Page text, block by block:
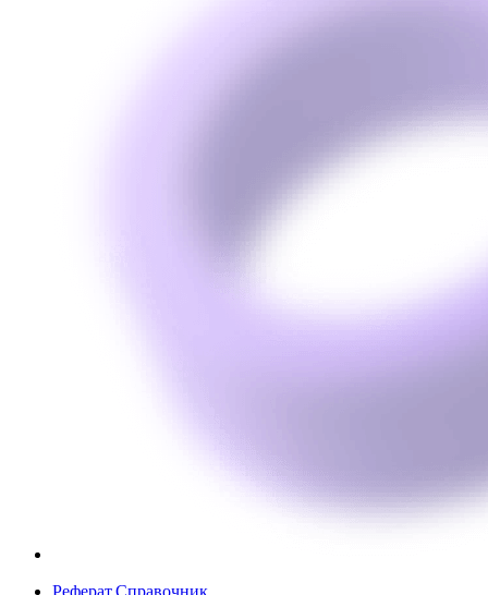
Реферат.Справочник